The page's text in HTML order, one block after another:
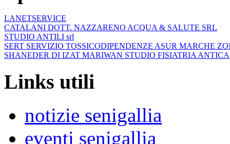
LANETSERVICE
CATALANI DOTT. NAZZARENO ACQUA & SALUTE SRL
STUDIO ANTILI srl
SERT SERVIZIO TOSSICODIPENDENZE ASUR MARCHE
SHANEDER DI IZAT MARIWAN STUDIO FISIATRIA ANTICA
Links utili
notizie senigallia
eventi senigallia